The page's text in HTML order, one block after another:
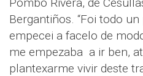
Bergantiños. “Foi todo
empecei a facelo de
me empezaba a ir ben,
plantexarme vivir deste